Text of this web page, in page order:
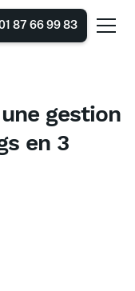
87 66 99 83
gestion
en 3